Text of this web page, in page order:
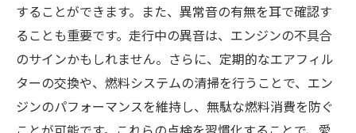
することができます。また、異常音の有無を耳で確認す
ることも重要です。走行中の異音は、エンジンの不具合
のサインかもしれません。さらに、定期的なエアフィル
ターの交換や、燃料システムの清掃を行うことで、エン
ジンのパフォーマンスを維持し、無駄な燃料消費を防ぐ